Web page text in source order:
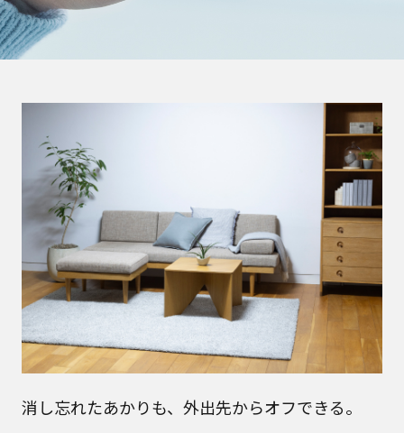
消し忘れたあかりも、外出先からオフできる。